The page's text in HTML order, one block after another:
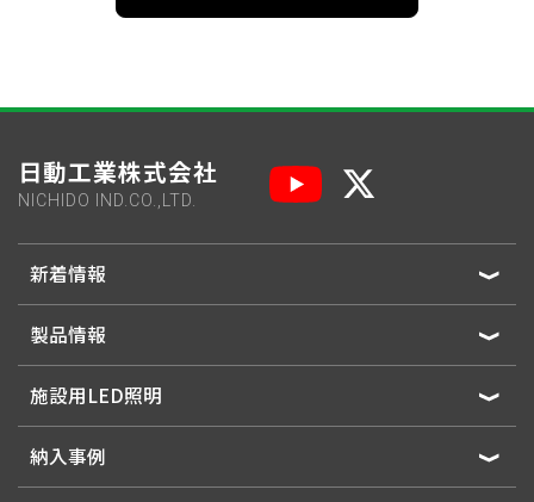
日動工業株式会社
NICHIDO IND.CO.,LTD.
新着情報
製品情報
施設用LED照明
納入事例